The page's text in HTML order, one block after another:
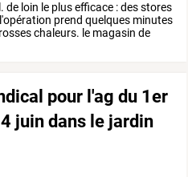
de loin le plusefficace :desstores
l'opération prend quelques minutes
chaleurs. le magasin de
pour l'ag du 1er
juin dans le jardin